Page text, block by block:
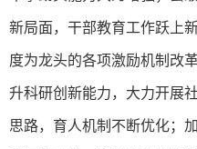
新局面，干部教育工作跃上
度为龙头的各项激励机制改
升科研创新能力，大力开展
思路，育人机制不断优化；